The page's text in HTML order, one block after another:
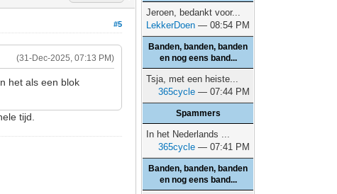
#5
(31-Dec-2025, 07:13 PM)
het als een blok
tijd.
Jeroen, bedankt voor...
LekkerDoen — 08:54 PM
Banden, banden, banden
en nog eens band...
Tsja, met een heiste...
365cycle — 07:44 PM
Spammers
In het Nederlands ...
365cycle — 07:41 PM
Banden, banden, banden
en nog eens band...